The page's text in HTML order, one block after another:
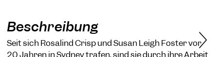
Beschreibung
Seit sich Rosalind Crisp und Susan Leigh Foster vor
20 Jahren in Sydney trafen, sind sie durch ihre Arbeit
Alle akzeptieren